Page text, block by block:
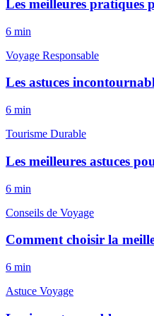
Les meilleures pratiques
6 min
Voyage Responsable
Les astuces
6 min
Tourisme Durable
Les meilleures astuces
6 min
Conseils de Voyage
Comment choisir la
6 min
Astuce Voyage